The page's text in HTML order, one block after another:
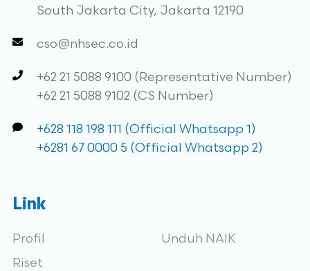
South Jakarta City, Jakarta 12190
cso@nhsec.co.id
+62 21 5088 9100 (Representative Number)
+62 21 5088 9102 (CS Number)
+628 118 198 111 (Official Whatsapp 1)
+6281 67 0000 5 (Official Whatsapp 2)
Link
Profil
Riset
Unduh NAIK